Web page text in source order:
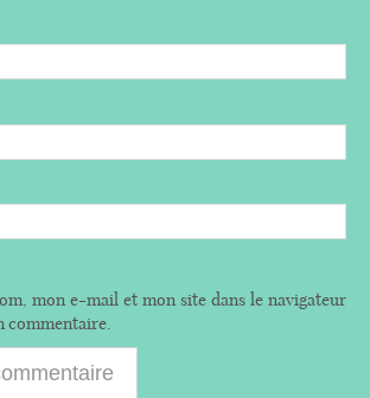
mon e-mail et mon site dans le navigateur
commentaire.